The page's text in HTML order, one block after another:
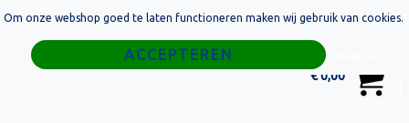
€ 0,00
Home
Om onze webshop goed te laten functioneren maken wij gebruik van cookies.